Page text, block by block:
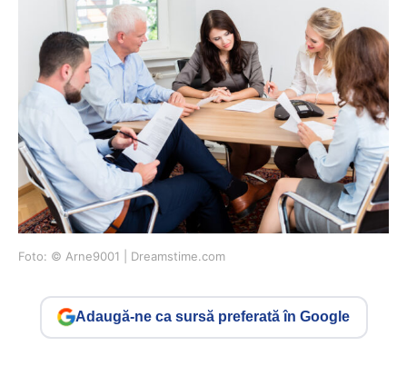
Foto: © Arne9001 | Dreamstime.com
Adaugă-ne ca sursă preferată în Google